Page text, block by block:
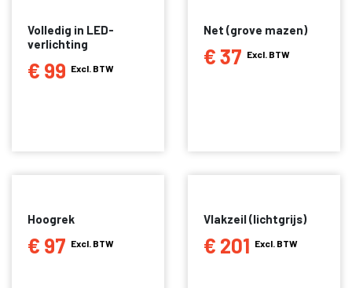
Volledig in LED-
verlichting
€ 99 Excl. BTW
Net (grove mazen)
€ 37 Excl. BTW
Hoogrek
€ 97 Excl. BTW
Vlakzeil (lichtgrijs)
€ 201 Excl. BTW